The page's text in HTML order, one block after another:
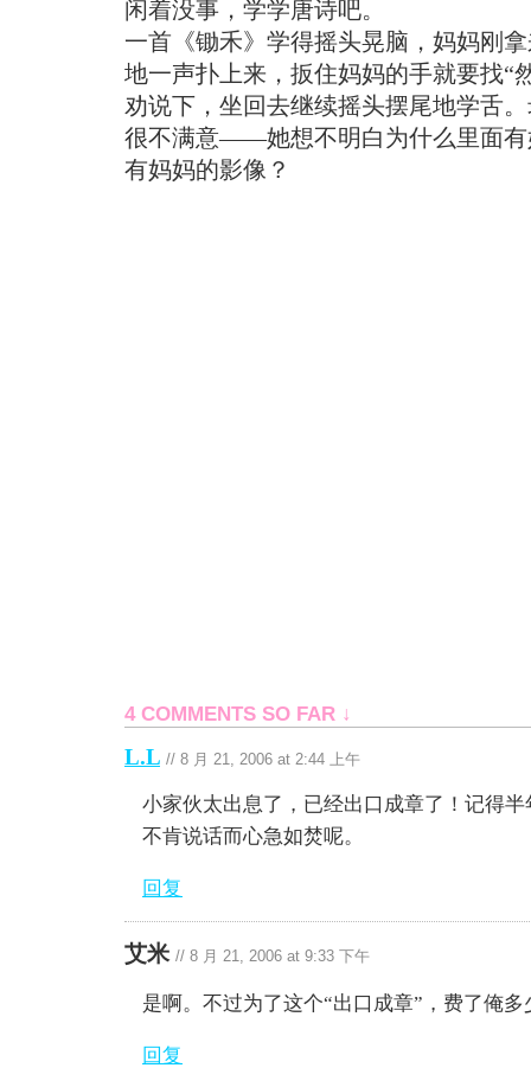
闲着没事，学学唐诗吧。
一首《锄禾》学得摇头晃脑，妈妈刚
地一声扑上来，扳住妈妈的手就要找“
劝说下，坐回去继续摇头摆尾地学舌
很不满意——她想不明白为什么里面有
有妈妈的影像？
4 COMMENTS SO FAR ↓
L.L // 8 月 21, 2006 at 2:44 上午
小家伙太出息了，已经出口成章了！记得
不肯说话而心急如焚呢。
回复
艾米 // 8 月 21, 2006 at 9:33 下午
是啊。不过为了这个“出口成章”，费了俺
回复